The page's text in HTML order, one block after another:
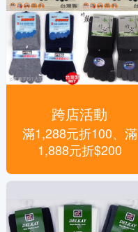
跨店活動
滿1,288元折100、滿
1,888元折$200